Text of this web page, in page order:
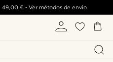
49,00 €- Ver métodos de envio